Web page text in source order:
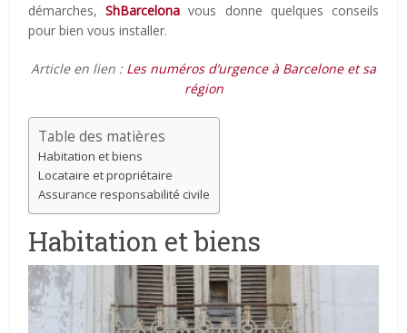
démarches,ShBarcelona vous donne quelques conseils
pour bien vous installer.
Article en lien : Les numéros d’urgence à Barcelone et sa
région
Table des matières
Habitation et biens
Locataire et propriétaire
Assurance responsabilité civile
Habitation et biens